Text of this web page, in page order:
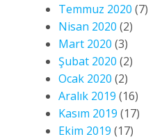
Temmuz 2020 (7)
Nisan 2020 (2)
Mart 2020 (3)
Şubat 2020 (2)
Ocak 2020 (2)
Aralık 2019 (16)
Kasım 2019 (17)
Ekim 2019 (17)